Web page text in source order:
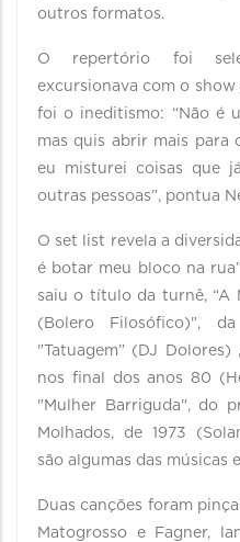
outros formatos.
O repertório foi
excursionava com o
foi o ineditismo: “Não é
mas quis abrir mais para
eu misturei coisas que
outras pessoas”, pontua
O set list revela a
é botar meu bloco na
saiu o título da turnê, “A
(Bolero Filosófico)",
"Tatuagem” (DJ Dolores)
nos final dos anos 80
"Mulher Barriguda", do
Molhados, de 1973
são algumas das músicas
Duas canções foram
Matogrosso e Fagner,